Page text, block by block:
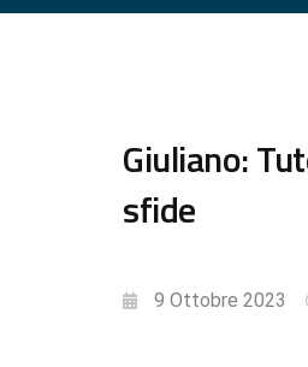
Giuliano:
sfide
9 Ottobre 2023